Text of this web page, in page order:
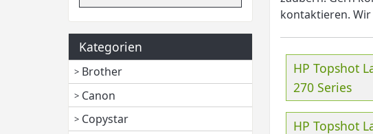
Kategorien
Brother
Canon
Copystar
kontaktieren.
HP Topshot
270 Series
HP Topshot